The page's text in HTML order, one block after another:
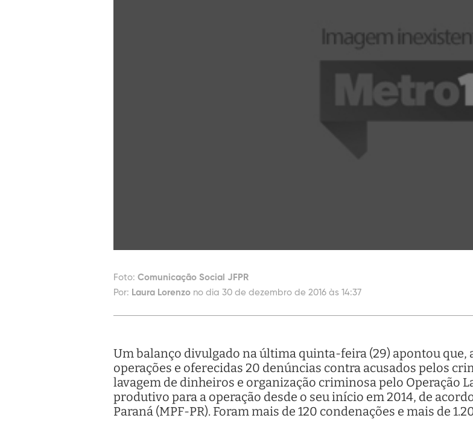
Foto: Comunicação Social JFPR
Por: Laura Lorenzo no dia 30 de dezembro de 2016 às 14:37
Um balanço divulgado na última quinta-feira (29) apontou que,
operações e oferecidas 20 denúncias contra acusados pelos
lavagem de dinheiros e organização criminosa pelo Operação
produtivo para a operação desde o seu início em 2014, de
Paraná (MPF-PR). Foram mais de 120 condenações e mais de